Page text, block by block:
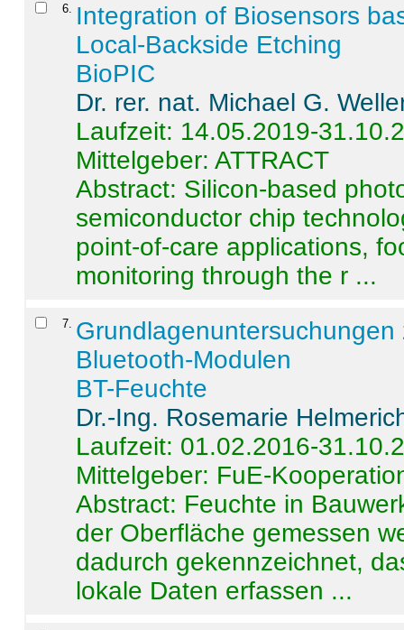
6
Integration of Biosensors
Local-Backside Etching
BioPIC
Dr. rer. nat. Michael G.
Laufzeit: 14.05.2019-
Mittelgeber: ATTRACT
Abstract: Silicon-based
semiconductor chip
point-of-care applications,
monitoring through the r ...
7
Bluetooth-Modulen
BT-Feuchte
Dr.-Ing. Rosemarie
Laufzeit: 01.02.2016-
Mittelgeber: FuE-
Abstract: Feuchte in
der Oberfläche gemessen
dadurch gekennzeichnet,
lokale Daten erfassen ...